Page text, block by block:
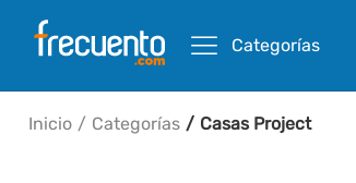
Categorías
Inicio Categorías Casas Project